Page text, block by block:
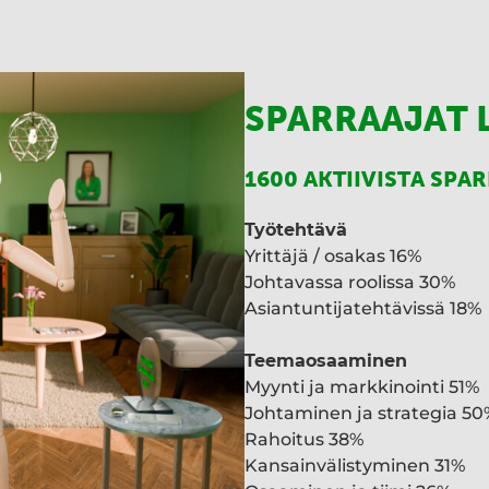
SPARRAAJAT
1600 AKTIIVISTA
Työtehtävä
Yrittäjä / osakas 16%
Johtavassa roolissa 30%
Asiantuntijatehtävissä 18%
Teemaosaaminen
Myynti ja markkinointi 51%
Johtaminen ja strategia
Rahoitus 38%
Kansainvälistyminen 31%